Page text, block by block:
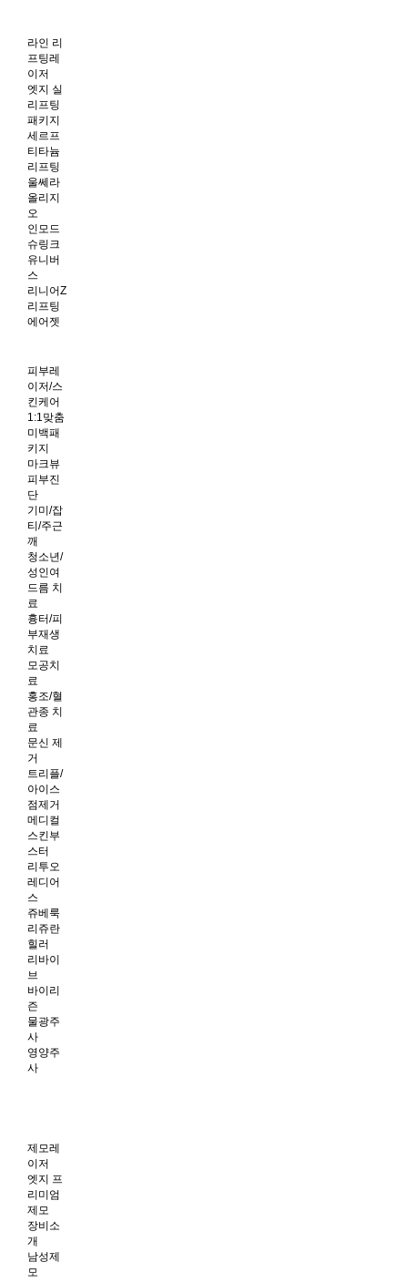
라인 리
프팅레
이저
엣지 실
리프팅
패키지
세르프
티타늄
리프팅
울쎄라
올리지
오
인모드
슈링크
유니버
스
리니어Z
리프팅
에어젯
피부레
이저/스
킨케어
1:1맞춤
미백패
키지
마크뷰
피부진
단
기미/잡
티/주근
깨
청소년/
성인여
드름 치
료
흉터/피
부재생
치료
모공치
료
홍조/혈
관종 치
료
문신 제
거
트리플/
아이스
점제거
메디컬
스킨부
스터
리투오
레디어
스
쥬베룩
리쥬란
힐러
리바이
브
바이리
즌
물광주
사
영양주
사
제모레
이저
엣지 프
리미엄
제모
장비소
개
남성제
모